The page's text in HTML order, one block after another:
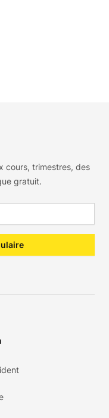
cours, trimestres, des
gratuit.